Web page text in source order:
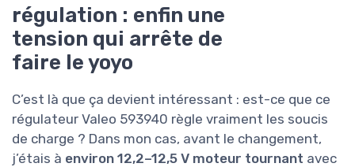
régulation : enfin une
tension qui arrête de
faire le yoyo
C’est là que ça devient intéressant : est-ce que ce
régulateur Valeo 593940 règle vraiment les soucis
de charge ? Dans mon cas, avant le changement,
j’étais à environ 12,2–12,5 V moteur tournant avec